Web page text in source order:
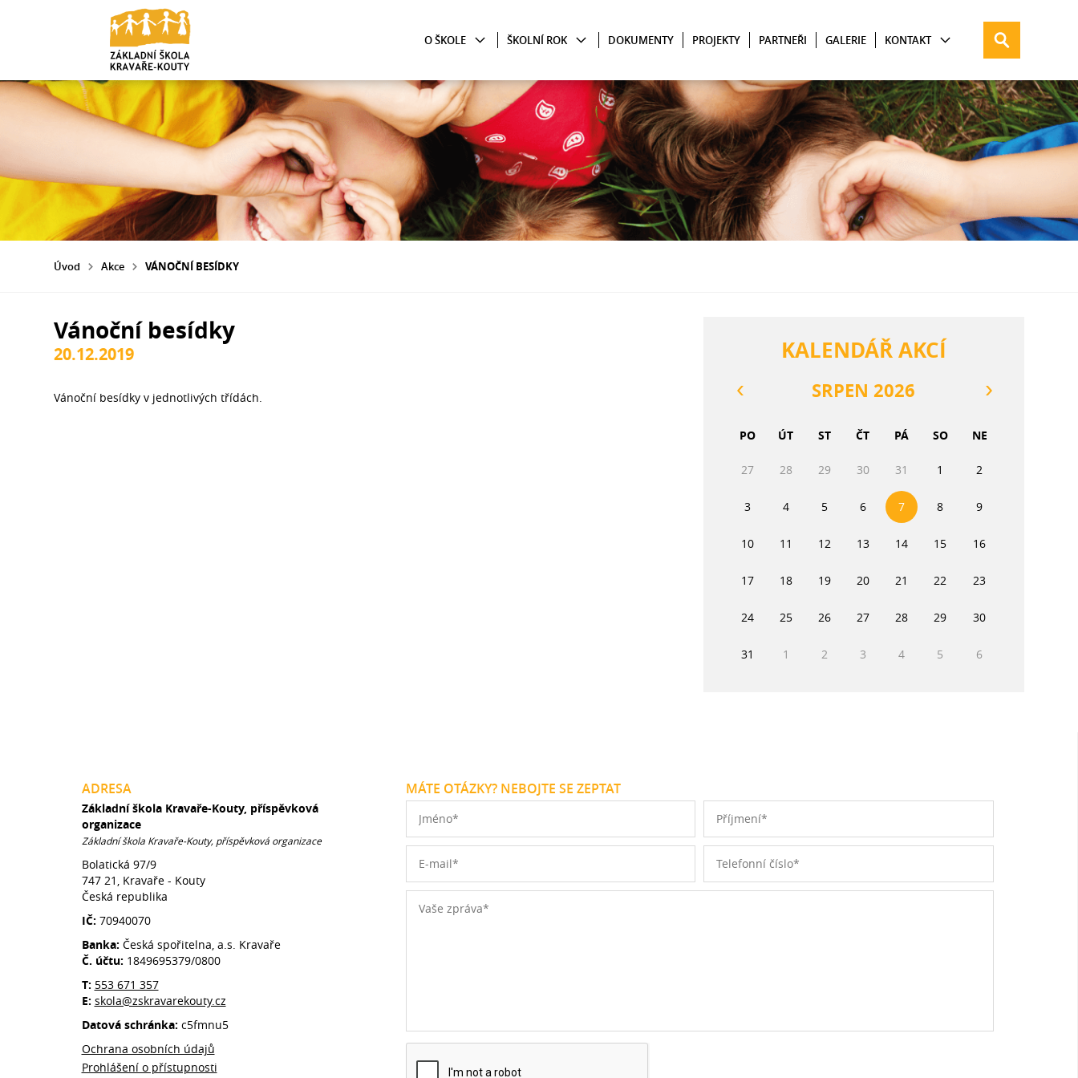
O ŠKOLE ŠKOLNÍ ROK DOKUMENTY PROJEKTY PARTNEŘI GALERIE KONTAKT
Úvod Akce VÁNOČNÍ BESÍDKY
Vánoční besídky
20.12.2019
Vánoční besídky v jednotlivých třídách.
KALENDÁŘ AKCÍ
SRPEN 2026
PO ÚT ST ČT PÁ SO NE
27 28 29 30 31 1 2
3 4 5 6 7 8 9
10 11 12 13 14 15 16
17 18 19 20 21 22 23
24 25 26 27 28 29 30
31 1 2 3 4 5 6
ADRESA
Základní škola Kravaře-Kouty, příspěvková
organizace
Základní škola Kravaře-Kouty, příspěvková organizace
Bolatická 97/9
747 21, Kravaře - Kouty
Česká republika
IČ: 70940070
Banka: Česká spořitelna, a.s. Kravaře
Č. účtu: 1849695379/0800
T: 553 671 357
E: skola@zskravarekouty.cz
Datová schránka: c5fmnu5
Ochrana osobních údajů
Prohlášení o přístupnosti
MÁTE OTÁZKY? NEBOJTE SE ZEPTAT